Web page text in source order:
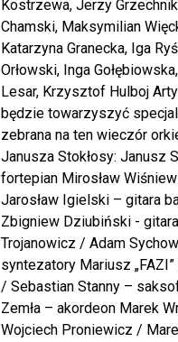
Kostrzewa, Jerzy
Chamski, Maksymilian
Katarzyna Granecka, Iga
Orłowski, Inga
Lesar, Krzysztof Hulboj
będzie towarzyszyć
zebrana na ten wieczór
Janusza Stokłosy: Janusz
fortepian Mirosław
Jarosław Igielski – gitara
Zbigniew Dziubiński -
Trojanowicz / Adam
syntezatory Mariusz
/ Sebastian Stanny –
Zemła – akordeon Marek
Wojciech Proniewicz /